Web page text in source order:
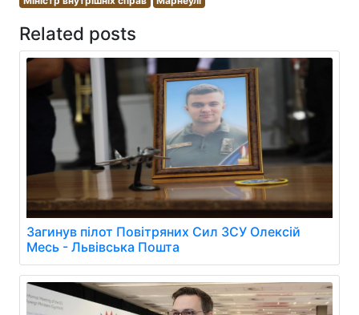
Related posts
Загинув пілот Повітряних Сил ЗСУ Олексій
Месь - Львівська Пошта